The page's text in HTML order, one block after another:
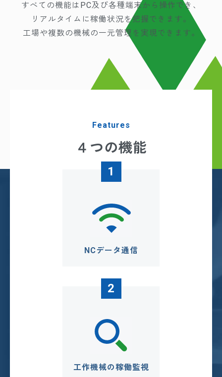
すべての機能はPC及び各種端末から操作でき、
リアルタイムに稼働状況を把握できます。
工場や複数の機械の一元管理を実現できます。
Features
４つの機能
1
NCデータ通信
2
工作機械の稼働監視